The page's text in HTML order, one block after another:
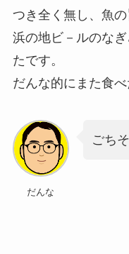
つき全く無し、魚
浜の地ビ－ルのな
たです。
だんな的にまた食べ
だんな
ごち